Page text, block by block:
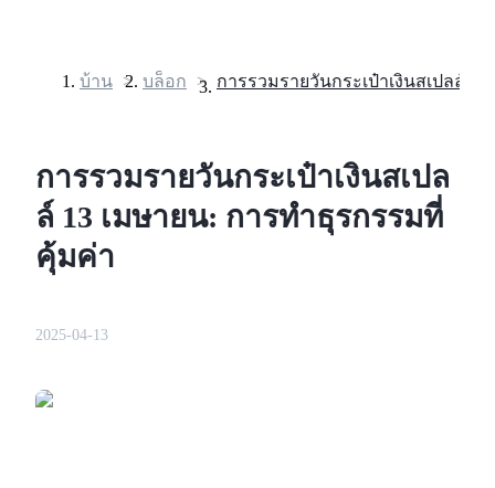
ฟิวเจอร์ส
บ้าน > บล็อก >
การรวมรายวันกระเป๋าเงินสเปล
ล์ 13 เมษายน: การทำธุรกรรมที่
คุ้มค่า
2025-04-13